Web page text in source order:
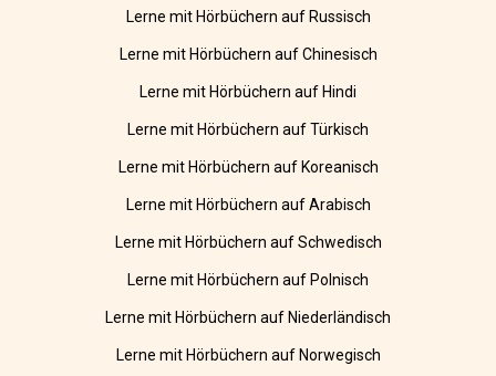
Lerne mit Hörbüchern auf Russisch
Lerne mit Hörbüchern auf Chinesisch
Lerne mit Hörbüchern auf Hindi
Lerne mit Hörbüchern auf Türkisch
Lerne mit Hörbüchern auf Koreanisch
Lerne mit Hörbüchern auf Arabisch
Lerne mit Hörbüchern auf Schwedisch
Lerne mit Hörbüchern auf Polnisch
Lerne mit Hörbüchern auf Niederländisch
Lerne mit Hörbüchern auf Norwegisch